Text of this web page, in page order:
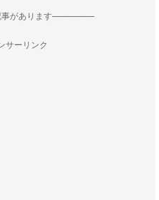
があります--------------------
サーリンク